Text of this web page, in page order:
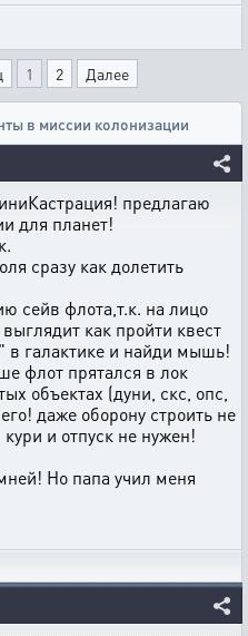
1 2 Далее
в миссии колонизации
предлагаю
для планет!
сразу как долетить
сейв флота,т.к. на лицо
как пройти квест
в галактике и найди мышь!
флот прятался в лок
объектах (дуни, скс, опс,
даже оборону строить не
и отпуск не нужен!
Но папа учил меня